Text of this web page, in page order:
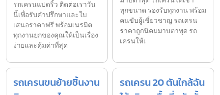
รถเครนแปดริ้ว ติดต่อเราวัน
นี้เพื่อรับคำปรึกษาและใบ
เสนอราคาฟรี พร้อมเนรมิต
ทุกงานยกของคุณให้เป็นเรื่อง
ง่ายและคุ้มค่าที่สุด
ทุกขนาด รองรับทุกงาน พร้อม
คนขับผู้เชี่ยวชาญ รถเครน
ราคาถูกนิคมมาบตาพุด รถ
เครนให้เ
รถเครนขนย้ายชิ้นงาน
รถเครน 20 ตันใกล้ฉัน